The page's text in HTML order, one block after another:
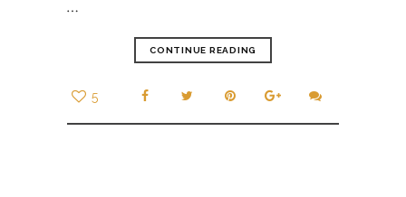
…
CONTINUE READING
5